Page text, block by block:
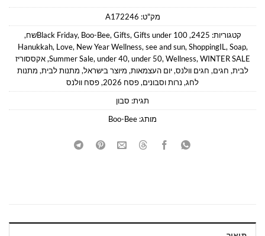
מק"ט: A172246
קטגוריות: 2425
,
Black Friday, Boo-Bee, Gifts, Gifts under 100שח
,
Hanukkah, Love, New Year Wellness, see and sun, ShoppingIL, Soap,
Summer Sale, under 40, under 50, Wellness, WINTER SALE
,אקססוריז
לבית, חגים, חגים וולנס,יום העצמאות, מיוצר בישראל, מתנות לבית, מתנות
לחג, נרות וסבונים,פסח 2026 ,פסח וולנס
תגית: סבון
מותג: Boo-Bee